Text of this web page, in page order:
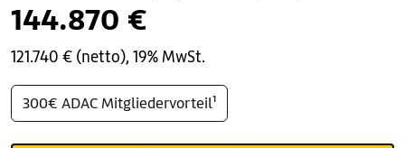
144.870 €
121.740 € (netto), 19% MwSt.
300€ ADAC Mitgliedervorteil¹